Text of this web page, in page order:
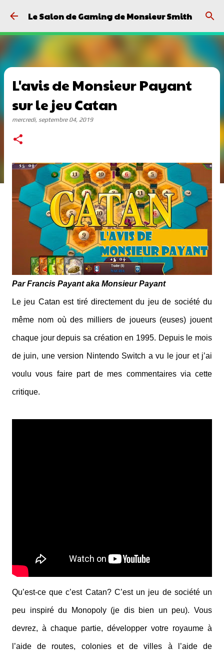
Passer au contenu principal
Le Salon de Gaming de Monsieur Smith
L'avis de Monsieur Payant
sur le jeu Catan
mercredi, septembre 04, 2019
Par Francis Payant aka Monsieur Payant
Le jeu Catan est tiré directement du jeu de société du
même nom où des milliers de joueurs (euses) jouent
chaque jour depuis sa création en 1995. Depuis le mois
de juin, une version Nintendo Switch a vu le jour et j’ai
voulu vous faire part de mes commentaires via cette
critique.
Qu’est-ce que c’est Catan? C’est un jeu de société un
peu inspiré du Monopoly (je dis bien un peu). Vous
devrez, à chaque partie, développer votre royaume à
l’aide de routes, colonies et de villes à l’aide de